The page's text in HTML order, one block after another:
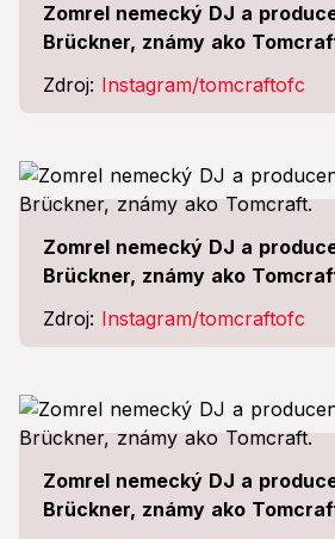
Zomrel nemecký DJ a
Brückner, známy ako
Zdroj: Instagram/tomcraftofc
Zomrel nemecký DJ a
Brückner, známy ako
Zdroj: Instagram/tomcraftofc
Zomrel nemecký DJ a
Brückner, známy ako